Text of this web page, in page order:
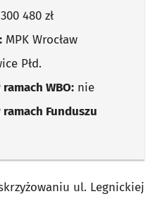
480 zł
MPK Wrocław
Płd.
WBO: nie
Funduszu
ul. Legnickiej